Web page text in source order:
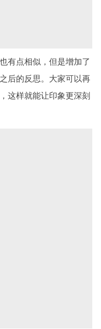
有点相似，但是增加了
后的反思。大家可以再
这样就能让印象更深刻